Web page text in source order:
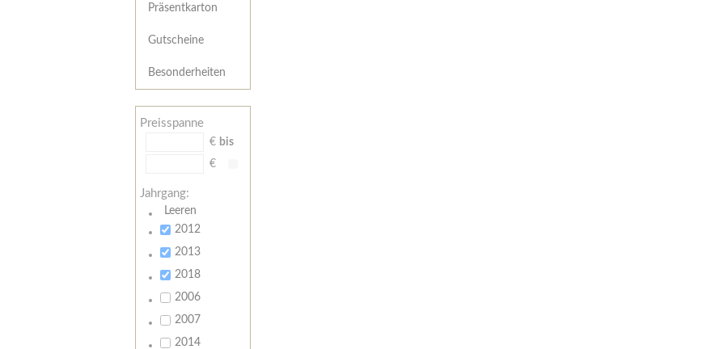
Präsentkarton
Gutscheine
Besonderheiten
Preisspanne
€ bis
€
Jahrgang:
Leeren
2012
2013
2018
2006
2007
2014